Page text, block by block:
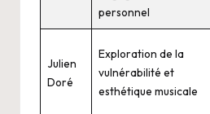
personnel
Julien
Doré
Exploration de la
vulnérabilité et
esthétique musicale